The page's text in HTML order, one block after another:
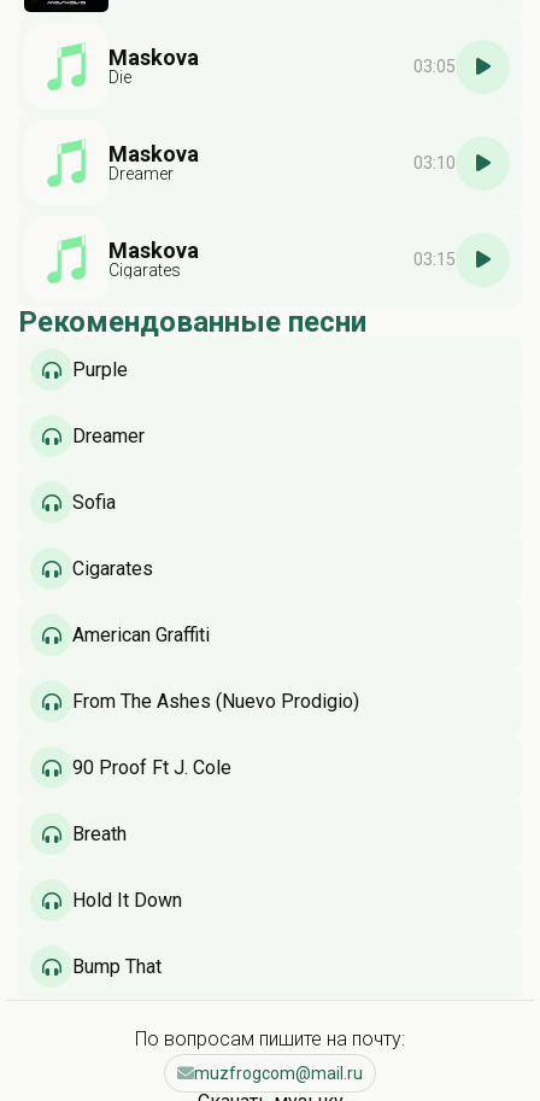
Maskova
Die
03:05
Maskova
Dreamer
03:10
Maskova
Cigarates
03:15
Рекомендованные песни
Purple
Dreamer
Sofia
Cigarates
American Graffiti
From The Ashes (Nuevo Prodigio)
90 Proof Ft J. Cole
Breath
Hold It Down
Bump That
По вопросам пишите на почту:
muzfrogcom@mail.ru